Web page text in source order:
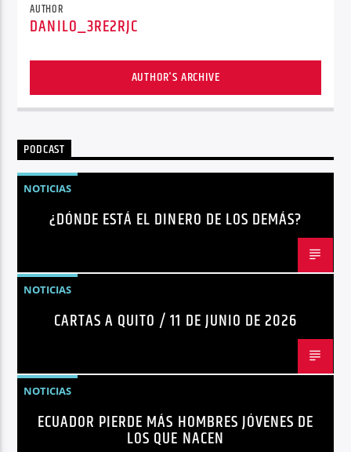
AUTHOR
DANILO_3RE2RJC
AUTHOR'S ARCHIVE
PODCAST
NOTICIAS
¿DÓNDE ESTÁ EL DINERO DE LOS DEMÁS?
NOTICIAS
CARTAS A QUITO / 11 DE JUNIO DE 2026
NOTICIAS
ECUADOR PIERDE MÁS HOMBRES JÓVENES DE
LOS QUE NACEN